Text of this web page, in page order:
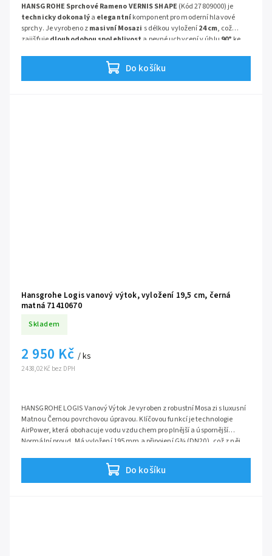
Do košíku
HANSGROHE Sprchové Rameno VERNIS SHAPE (Kód 27809000) je
technicky dokonalýa elegantníkomponent pro moderní hlavové
sprchy. Je vyrobeno zmasivní Mosazi s délkou vyložení24 cm, což
zajišťujedlouhodobou spolehlivost a pevné uchycení v úhlu 90° ke
Série:Vernis Shape
Hansgrohe Logis vanový výtok, vyložení 19,5 cm, černá
matná 71410670
Skladem
2 438,02 Kč bez DPH
2 950 Kč / ks
Do košíku
HANSGROHE LOGIS Vanový Výtok Je vyroben z robustní Mosazi s luxusní
Matnou Černou povrchovou úpravou. Klíčovou funkcí je technologie
AirPower, která obohacuje vodu vzduchem pro plnější a úspornější
Normální proud. Má vyložení 195 mm a připojení G¾ (DN20), což z něj
Séris:Logis